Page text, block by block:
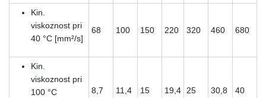
Kin.
viskoznost pri
40 °C [mm²/s]
68 100 150 220 320 460 680
Kin.
viskoznost pri
100 °C
8,7 11,4 15 19,4 25 30,8 40